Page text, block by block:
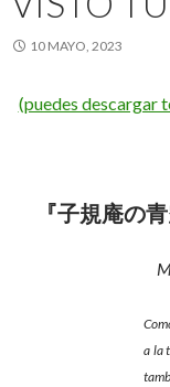
10 MAYO, 2023
(puedes descargar
『子規庵の
a la